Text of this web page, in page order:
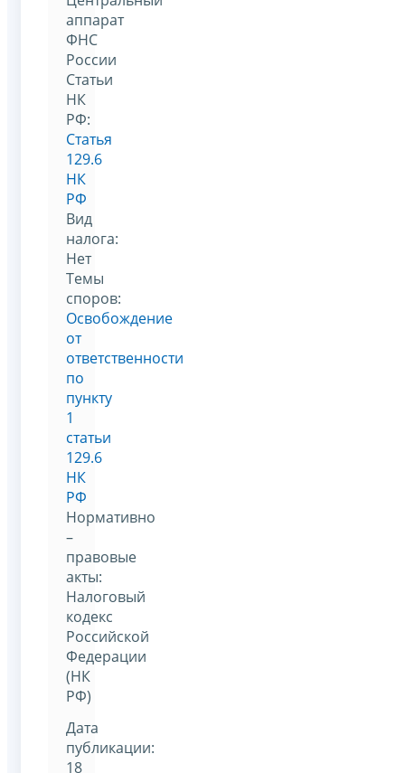
аппарат
ФНС
России
Статьи
НК
РФ:
Статья
129.6
НК
РФ
Вид
налога:
Нет
Темы
споров:
Освобождение
от
ответственности
по
пункту
1
статьи
129.6
НК
РФ
Нормативно
–
правовые
акты:
Налоговый
кодекс
Российской
Федерации
(НК
РФ)
Дата
публикации:
18